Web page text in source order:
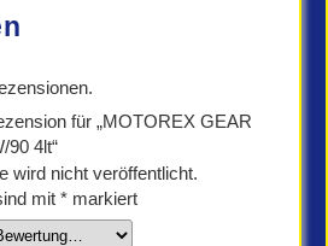
für „MOTOREX GEAR
90 4lt“
wird nicht veröffentlicht.
mit * markiert